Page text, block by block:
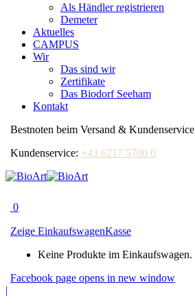
Als Händler registrieren
Demeter
Aktuelles
CAMPUS
Wir
Das sind wir
Zertifikate
Das Biodorf Seeham
Kontakt
Bestnoten beim Versand & Kundenservice
Kundenservice: +43 6217 5700 0
0
Zeige EinkaufswagenKasse
Keine Produkte im Einkaufswagen.
Facebook page opens in new window
|